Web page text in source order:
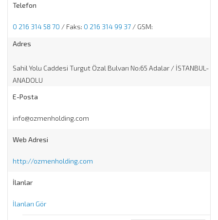
Telefon
0 216 314 58 70 / Faks: 0 216 314 99 37 / GSM:
Adres
Sahil Yolu Caddesi Turgut Özal Bulvarı No:65 Adalar / İSTANBUL-
ANADOLU
E-Posta
info@ozmenholding.com
Web Adresi
http://ozmenholding.com
İlanlar
İlanları Gör